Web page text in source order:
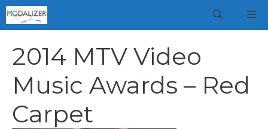
Vai
al
2014 MTV Video
Music Awards – Red
Carpet